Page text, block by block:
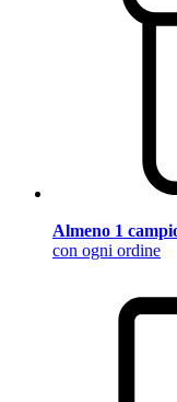
Almeno 1
con ogni ordine